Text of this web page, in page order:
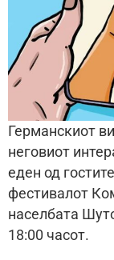
Германскиот
неговиот
еден од
фестивалот
населбата
18:00 часот.